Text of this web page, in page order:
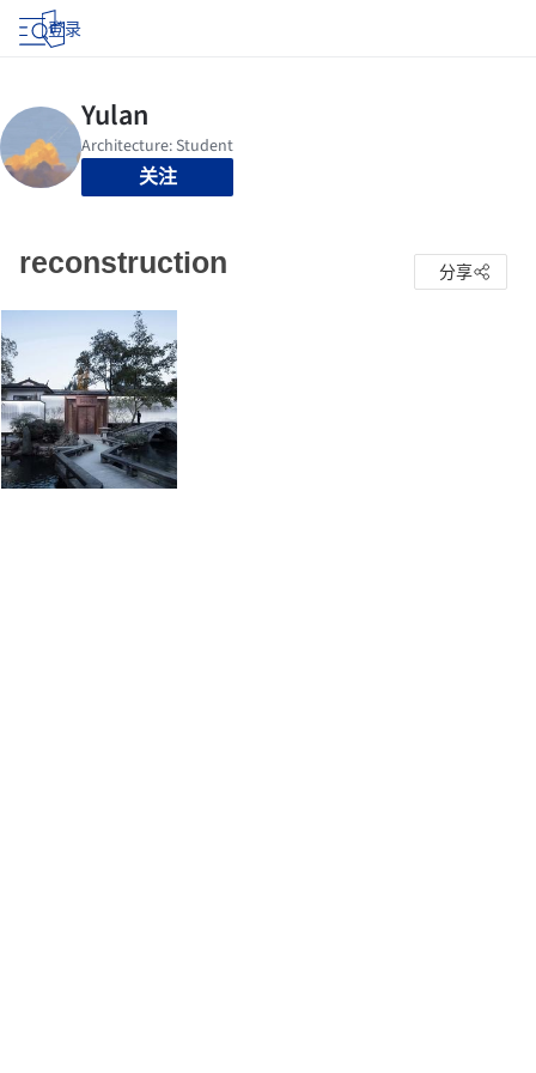
登录
关注
reconstruction 分享